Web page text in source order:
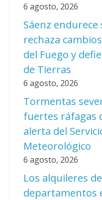
6 agosto, 2026
Sáenz
rechaza
del Fuego y
de Tierras
6 agosto, 2026
Tormentas
fuertes ráfagas
alerta del
Meteorológico
6 agosto, 2026
Los alquileres de
departamentos